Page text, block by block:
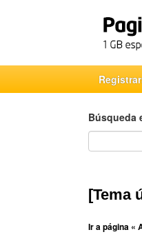
Búsqueda
Búsqueda
[Tema
Ir a página «